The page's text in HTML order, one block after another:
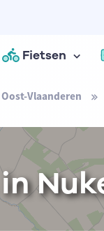
Fietsen
Oost-Vlaanderen